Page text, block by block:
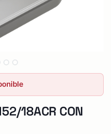
18ACR CON